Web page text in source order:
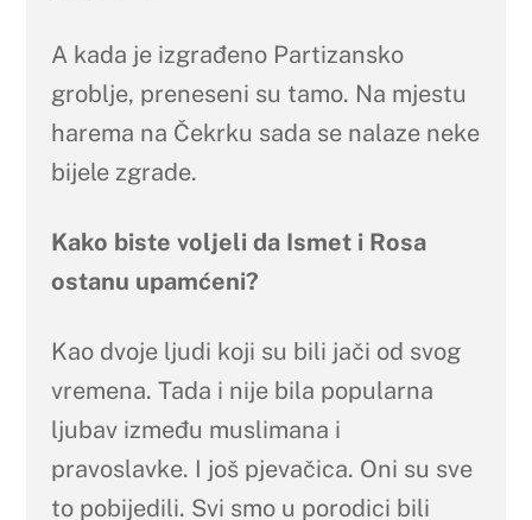
A kada je izgrađeno Partizansko
groblje, preneseni su tamo. Na mjestu
harema na Čekrku sada se nalaze neke
bijele zgrade.
Kako biste voljeli da Ismet i Rosa
ostanu upamćeni?
Kao dvoje ljudi koji su bili jači od svog
vremena. Tada i nije bila popularna
ljubav između muslimana i
pravoslavke. I još pjevačica. Oni su sve
to pobijedili. Svi smo u porodici bili